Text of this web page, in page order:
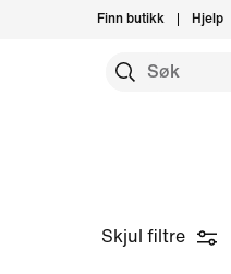
Finn butikk Hjelp
Skjul filtre